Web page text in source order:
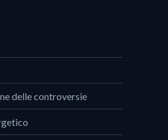
delle controversie